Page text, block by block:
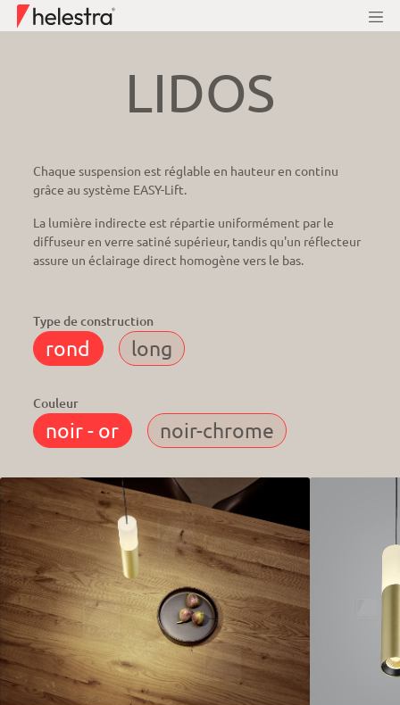
LIDOS
Chaque suspension est réglable en hauteur en continu
grâce au système EASY-Lift.
La lumière indirecte est répartie uniformément par le
diffuseur en verre satiné supérieur, tandis qu'un réflecteur
assure un éclairage direct homogène vers le bas.
Type de construction
Couleur